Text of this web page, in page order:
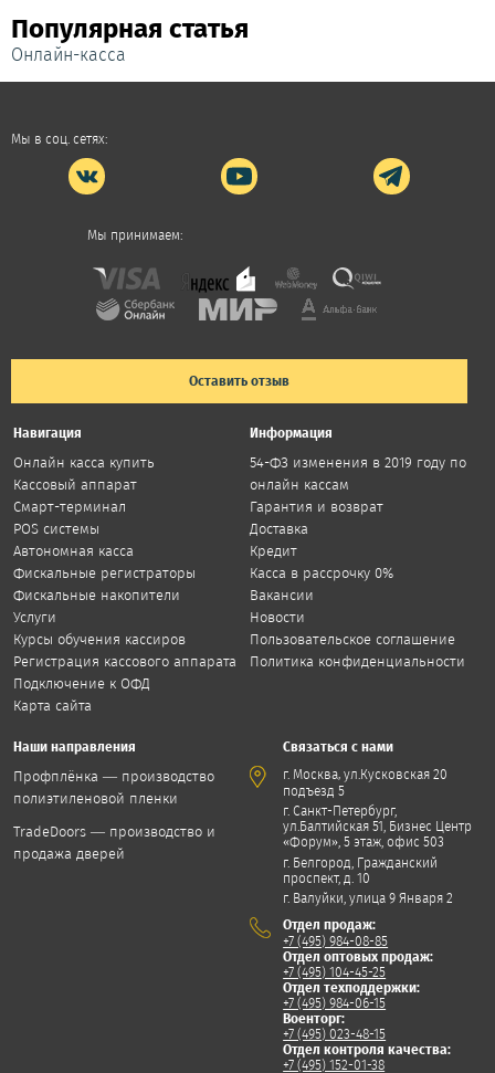
Популярная статья
Онлайн-касса
Мы в соц. сетях:
Мы принимаем:
Оставить отзыв
Навигация
Онлайн касса купить
Кассовый аппарат
Смарт-терминал
POS системы
Автономная касса
Фискальные регистраторы
Фискальные накопители
Услуги
Курсы обучения кассиров
Регистрация кассового аппарата
Подключение к ОФД
Карта сайта
Информация
54-ФЗ изменения в 2019 году по
онлайн кассам
Гарантия и возврат
Доставка
Кредит
Касса в рассрочку 0%
Вакансии
Новости
Пользовательское соглашение
Политика конфиденциальности
Наши направления
Профплёнка — производство
полиэтиленовой пленки
TradeDoors — производство и
продажа дверей
Связаться с нами
г. Москва,ул.Кусковская 20
подъезд 5
г. Санкт-Петербург,
ул.Балтийская 51, Бизнес Центр
«Форум», 5 этаж, офис 503
г. Белгород, Гражданский
проспект, д. 10
г. Валуйки, улица 9 Января 2
Отдел продаж:
+7 (495) 984-08-85
Отдел оптовых продаж:
+7 (495) 104-45-25
Отдел техподдержки:
+7 (495) 984-06-15
Военторг:
+7 (495) 023-48-15
Отдел контроля качества:
+7 (495) 152-01-38